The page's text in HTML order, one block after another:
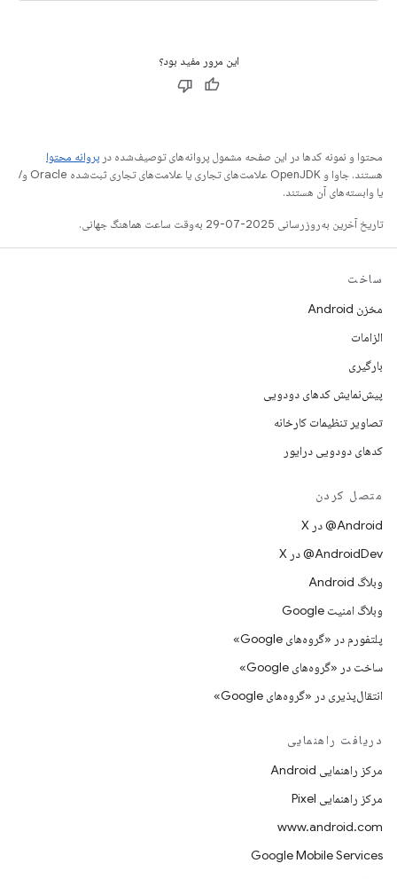
این مرور مفید بود؟
محتوا و نمونه کدها در این صفحه مشمول پروانه‌های توصیف‌شده در پروانه محتوا
هستند. جاوا و OpenJDK علامت‌های تجاری یا علامت‌های تجاری ثبت‌شده Oracle و/
یا وابسته‌های آن هستند.
تاریخ آخرین به‌روزرسانی 2025-07-29 به‌وقت ساعت هماهنگ جهانی.
ساخت
مخزن Android
الزامات
بارگیری
پیش‌نمایش کدهای دودویی
تصاویر تنظیمات کارخانه
کدهای دودویی درایور
متصل کردن
‫‎@Android در X
‫‎@AndroidDev در X
وبلاگ Android
وبلاگ امنیت Google
پلتفورم در «گروه‌های Google»
ساخت در «گروه‌های Google»
انتقال‌پذیری در «گروه‌های Google»
دریافت راهنمایی
مرکز راهنمایی Android
مرکز راهنمایی Pixel
www.android.com
Google Mobile Services